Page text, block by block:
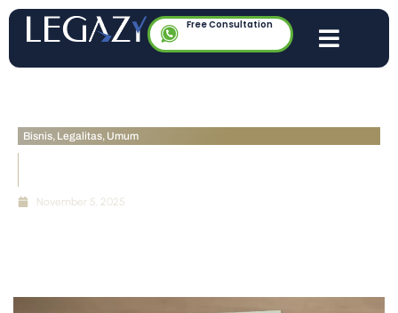
Free Consultation
Bisnis, Legalitas, Umum
November 5, 2025